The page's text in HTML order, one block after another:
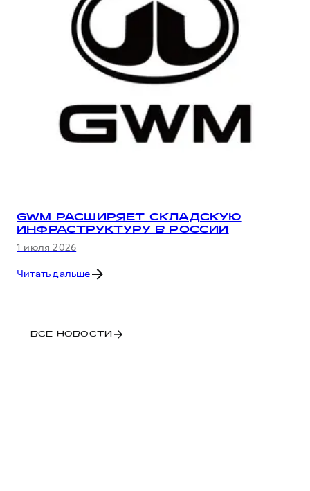
GWM РАСШИРЯЕТ СКЛАДСКУЮ
ИНФРАСТРУКТУРУ В РОССИИ
1 июля 2026
Читать дальше
ВСЕ НОВОСТИ